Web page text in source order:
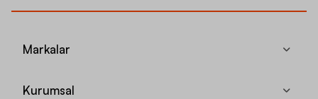
Markalar
Kurumsal